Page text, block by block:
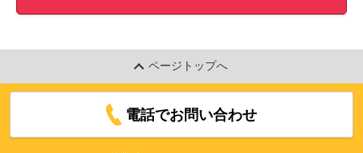
ページトップへ
電話でお問い合わせ